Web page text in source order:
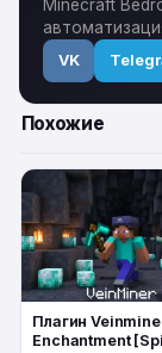
Minecraft
VK
Похожие
Плагин
Enchantment